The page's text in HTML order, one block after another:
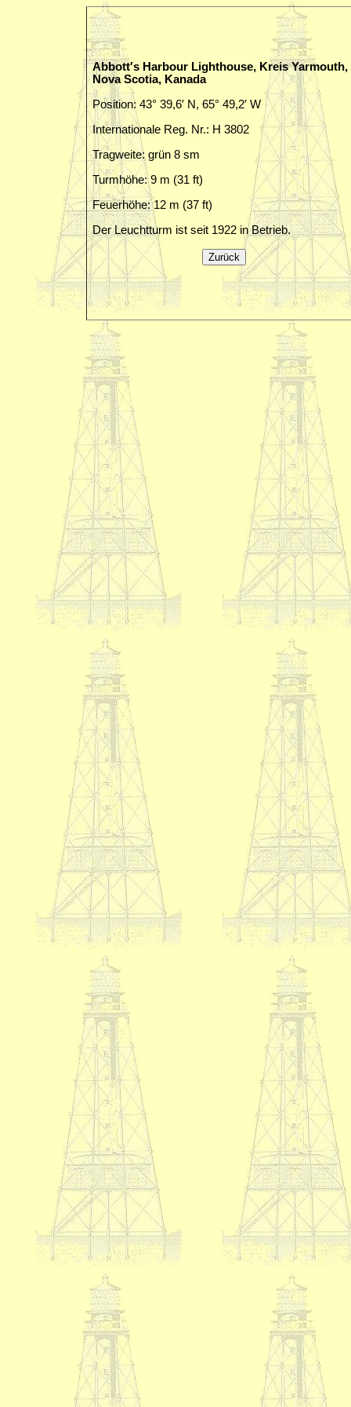
Abbott′s Harbour Lighthouse, Kreis Yarmouth,
Nova Scotia, Kanada
Position: 43° 39,6′ N, 65° 49,2′ W
Internationale Reg. Nr.: H 3802
Tragweite: grün 8 sm
Turmhöhe: 9 m (31 ft)
Feuerhöhe: 12 m (37 ft)
Der Leuchtturm ist seit 1922 in Betrieb.